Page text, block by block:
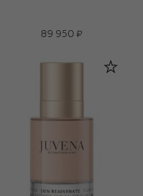
89 950 ₽